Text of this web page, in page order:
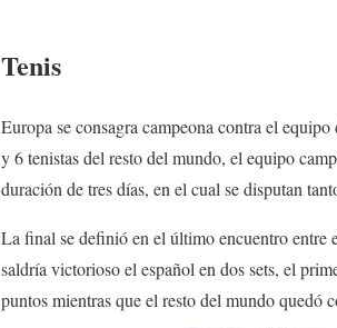
Tenis
Europa se consagra campeona contra el
y 6 tenistas del resto del mundo, el equipo
duración de tres días, en el cual se disputan
La final se definió en el último encuentro entre
saldría victorioso el español en dos sets, el
puntos mientras que el resto del mundo quedó